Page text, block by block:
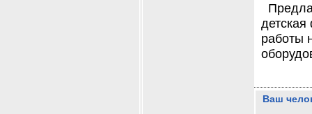
работы
Ваш